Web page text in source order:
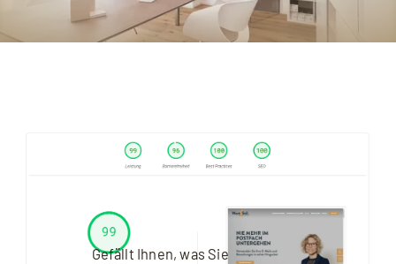
Gefällt Ihnen, was Sie